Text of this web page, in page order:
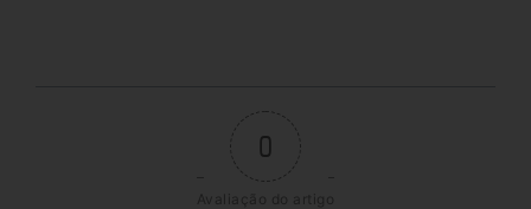
0
Avaliação do artigo